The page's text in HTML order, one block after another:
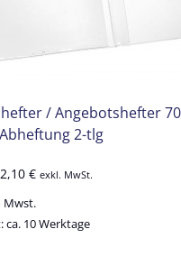
/ Angebotshefter
2-tlg
2,10 € exkl. MwSt.
Mwst.
ca. 10 Werktage